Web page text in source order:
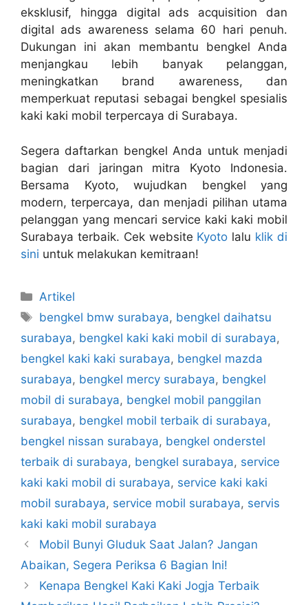
eksklusif, hingga digital ads acquisition dan
digital ads awareness selama 60 hari penuh.
Dukungan ini akan membantu bengkel Anda
menjangkau lebih banyak pelanggan,
meningkatkan brand awareness, dan
memperkuat reputasi sebagai bengkel spesialis
kaki kaki mobil terpercaya di Surabaya.
Segera daftarkan bengkel Anda untuk menjadi
bagian dari jaringan mitra Kyoto Indonesia.
Bersama Kyoto, wujudkan bengkel yang
modern, terpercaya, dan menjadi pilihan utama
pelanggan yang mencari service kaki kaki mobil
Surabaya terbaik. Cek website Kyoto lalu klik di
sini untuk melakukan kemitraan!
Artikel
bengkel bmw surabaya, bengkel daihatsu
surabaya, bengkel kaki kaki mobil di surabaya,
bengkel kaki kaki surabaya, bengkel mazda
surabaya, bengkel mercy surabaya, bengkel
mobil di surabaya, bengkel mobil panggilan
surabaya, bengkel mobil terbaik di surabaya,
bengkel nissan surabaya, bengkel onderstel
terbaik di surabaya, bengkel surabaya, service
kaki kaki mobil di surabaya, service kaki kaki
mobil surabaya, service mobil surabaya, servis
kaki kaki mobil surabaya
Mobil Bunyi Gluduk Saat Jalan? Jangan
Abaikan, Segera Periksa 6 Bagian Ini!
Kenapa Bengkel Kaki Kaki Jogja Terbaik